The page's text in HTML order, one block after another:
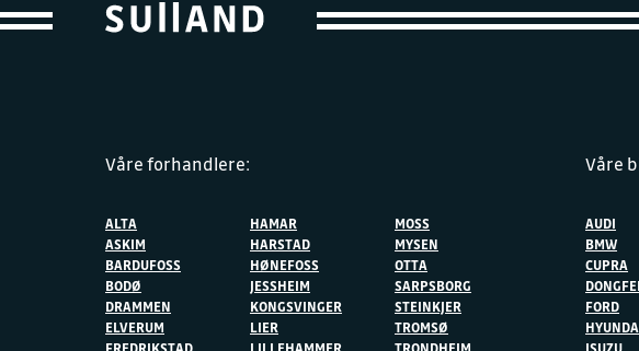
Våre forhandlere:
ALTA
ASKIM
BARDUFOSS
BODØ
DRAMMEN
ELVERUM
HAMAR
HARSTAD
HØNEFOSS
JESSHEIM
KONGSVINGER
LIER
MOSS
MYSEN
OTTA
SARPSBORG
STEINKJER
TROMSØ
Våre
AUDI
BMW
CUPRA
FORD